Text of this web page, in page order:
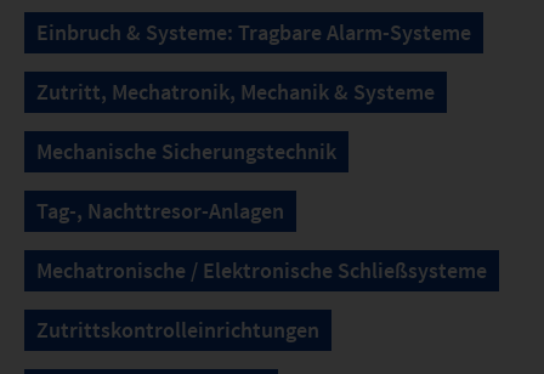
Einbruch & Systeme: Tragbare Alarm-Systeme
Zutritt, Mechatronik, Mechanik & Systeme
Mechanische Sicherungstechnik
Tag-, Nachttresor-Anlagen
Mechatronische / Elektronische Schließsysteme
Zutrittskontrolleinrichtungen